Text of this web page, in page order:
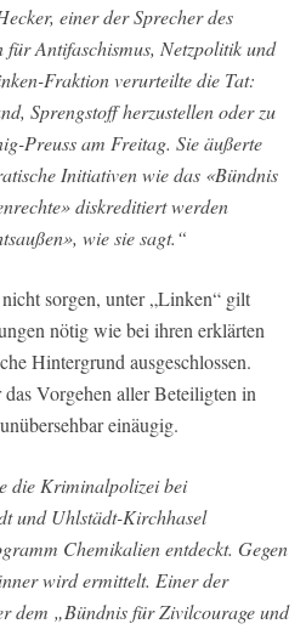
einer der Sprecher des
Antifaschismus, Netzpolitik und
Fraktion verurteilte die Tat:
Sprengstoff herzustellen oder zu
Preuss am Freitag. Sie äußerte
Initiativen wie das «Bündnis
diskreditiert werden
wie sie sagt.“
sorgen, unter „Linken“ gilt
nötig wie bei ihren erklärten
Hintergrund ausgeschlossen.
Vorgehen aller Beteiligten in
einäugig.
die Kriminalpolizei bei
und Uhlstädt-Kirchhasel
Chemikalien entdeckt. Gegen
wird ermittelt. Einer der
dem „Bündnis für Zivilcourage und